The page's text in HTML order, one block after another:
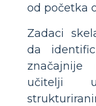
od početka
Zadaci
da
značajnije
učitelji